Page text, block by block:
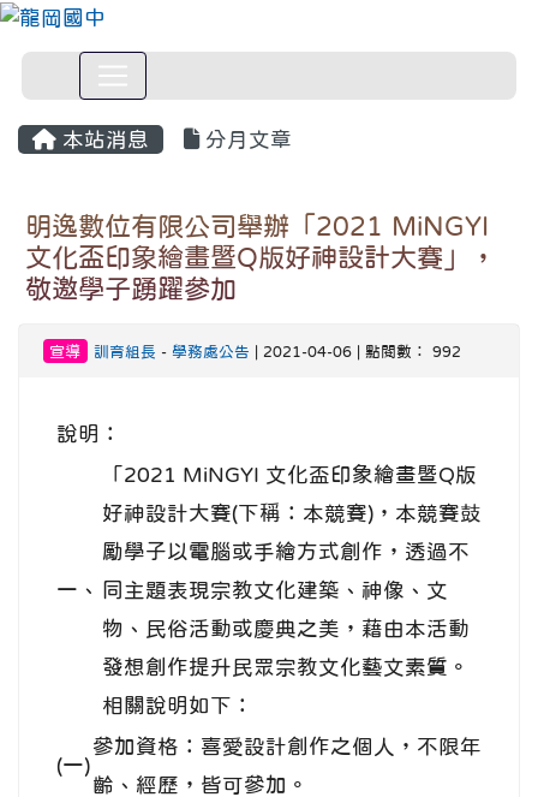
本站消息 分月文章
明逸數位有限公司舉辦「2021 MiNGYI
文化盃印象繪畫暨Q版好神設計大賽」，
敬邀學子踴躍參加
宣導 訓育組長 - 學務處公告 | 2021-04-06 | 點閱數： 992
說明：
一、
「2021 MiNGYI 文化盃印象繪畫暨Q版
好神設計大賽(下稱：本競賽)，本競賽鼓
勵學子以電腦或手繪方式創作，透過不
同主題表現宗教文化建築、神像、文
物、民俗活動或慶典之美，藉由本活動
發想創作提升民眾宗教文化藝文素質。
相關說明如下：
(一)
參加資格：喜愛設計創作之個人，不限年
齡、經歷，皆可參加。